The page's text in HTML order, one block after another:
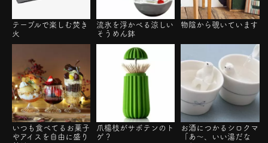
テーブルで楽しむ焚き
火
流氷を浮かべる涼しい
そうめん鉢
物陰から覗いています
いつも食べてるお菓子
やアイスを自由に盛り
爪楊枝がサボテンのト
ゲ？
お酒につかるシロクマ
「あ～、いい湯だな